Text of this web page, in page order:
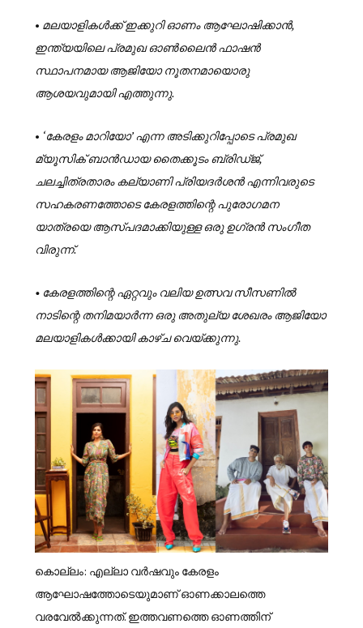
• മലയാളികള്‍ക്ക് ഇക്കുറി ഓണം ആഘോഷിക്കാന്‍,
ഇന്ത്യയിലെ പ്രമുഖ ഓണ്‍ലൈന്‍ ഫാഷന്‍
സ്ഥാപനമായ ആജിയോ നൂതനമായൊരു
ആശയവുമായി എത്തുന്നു.
• ‘കേരളം മാറിയോ’ എന്ന അടിക്കുറിപ്പോടെ പ്രമുഖ
മ്യൂസിക് ബാന്‍ഡായ തൈക്കൂടം ബ്രിഡ്ജ്,
ചലച്ചിത്രതാരം കല്യാണി പ്രിയദര്‍ശന്‍ എന്നിവരുടെ
സഹകരണത്തോടെ കേരളത്തിന്റെ പുരോഗമന
യാത്രയെ ആസ്പദമാക്കിയുള്ള ഒരു ഉഗ്രന്‍ സംഗീത
വിരുന്ന്.
• കേരളത്തിന്റെ ഏറ്റവും വലിയ ഉത്സവ സീസണില്‍
നാടിന്റെ തനിമയാര്‍ന്ന ഒരു അതുല്യ ശേഖരം ആജിയോ
മലയാളികള്‍ക്കായി കാഴ്ച വെയ്ക്കുന്നു.
കൊല്ലം: എല്ലാ വര്‍ഷവും കേരളം
ആഘോഷത്തോടെയുമാണ് ഓണക്കാലത്തെ
വരവേല്‍ക്കുന്നത്. ഇത്തവണത്തെ ഓണത്തിന്